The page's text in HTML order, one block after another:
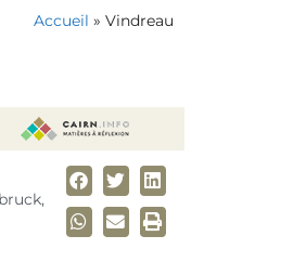
Accueil » Vindreau